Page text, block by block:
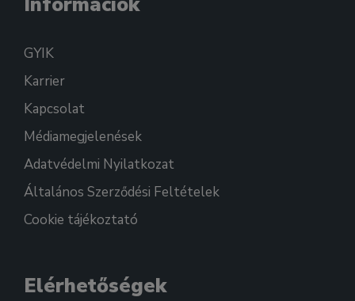
GYIK
Karrier
Kapcsolat
Médiamegjelenések
Adatvédelmi Nyilatkozat
Általános Szerződési Feltételek
Cookie tájékoztató
Elérhetőségek